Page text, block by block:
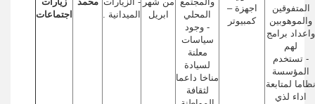
المتفوقين
والموهوبين
واعداد برامج
لهم
- تستخدم
المؤسسة
نظاما لمتابعة
اداء لذي
اجهزة –
كمبيوتر
المحلي
- وجود
سياسات
معلنة
لسيادة
مناخا داعما
لثقافة
ابريل
الميدانية .
اجتماعات